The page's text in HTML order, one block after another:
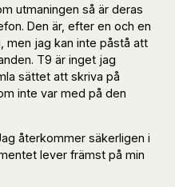
utmaningen så är deras
Den är, efter en och en
men jag kan inte påstå att
T9 är inget jag
sättet att skriva på
inte var med på den
återkommer säkerligen i
lever främst på min